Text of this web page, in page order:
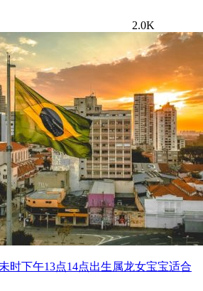
2.0K
时下午13点14点出生属龙女宝宝适合